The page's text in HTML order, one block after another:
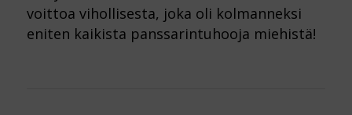
voittoa vihollisesta, joka oli kolmanneksi
eniten kaikista panssarintuhooja miehistä!